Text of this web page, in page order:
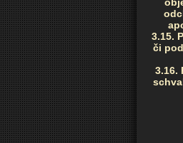
3.15.
či
3.16.